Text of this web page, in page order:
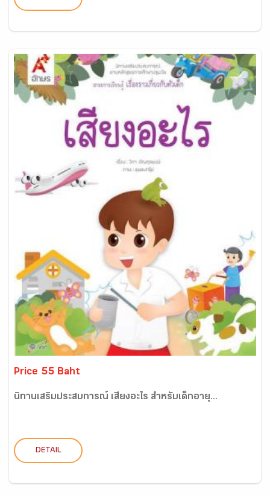
Price 55 Baht
นิทานเสริมประสบการณ์ เสียงอะไร สำหรับเด็กอายุ...
DETAIL